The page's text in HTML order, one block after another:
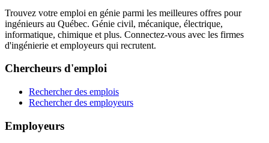
Trouvez votre emploi en génie parmi les meilleures offres pour
ingénieurs au Québec. Génie civil, mécanique, électrique,
informatique, chimique et plus. Connectez-vous avec les firmes
d'ingénierie et employeurs qui recrutent.
Chercheurs d'emploi
Rechercher des emplois
Rechercher des employeurs
Employeurs